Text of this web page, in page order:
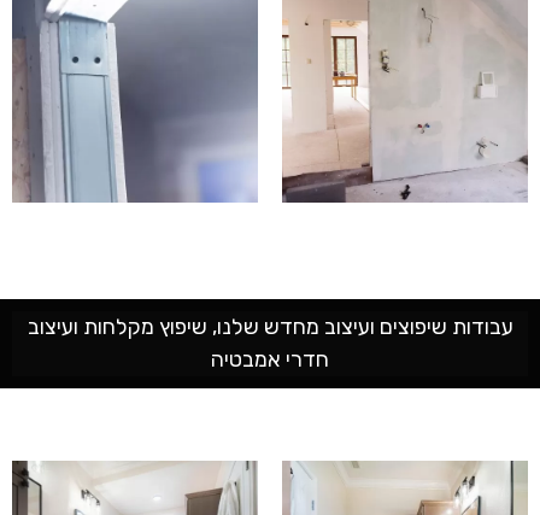
עבודות שיפוצים ועיצוב מחדש שלנו, שיפוץ מקלחות ועיצוב
חדרי אמבטיה